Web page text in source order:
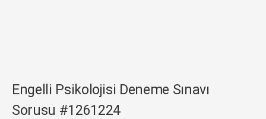
Engelli Psikolojisi Deneme Sınavı
Sorusu #1261224